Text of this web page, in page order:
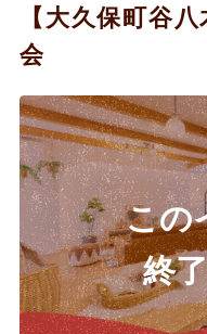
【大久保町谷
会